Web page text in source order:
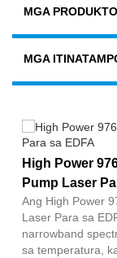
MGA PRODUKTO
MGA
High Power
Pump Laser
Ang High Power
Laser Para sa
narrowband
sa temperatura,